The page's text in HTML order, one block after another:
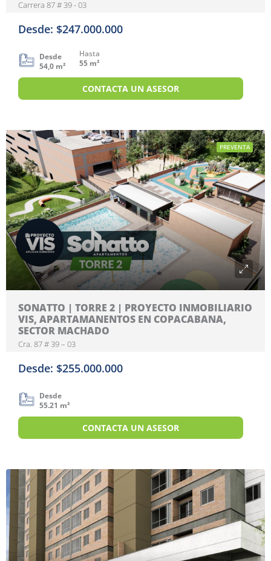
Carrera 87 # 39 - 03
Desde: $247.000.000
Desde
54,0 m²
Hasta
55 m²
CONTACTA UN ASESOR
PREVENTA
SONATTO | TORRE 2 | PROYECTO INMOBILIARIO
VIS, APARTAMANENTOS EN COPACABANA,
SECTOR MACHADO
Cra. 87 # 39 – 03
Desde: $255.000.000
Desde
55.21 m²
CONTACTA UN ASESOR